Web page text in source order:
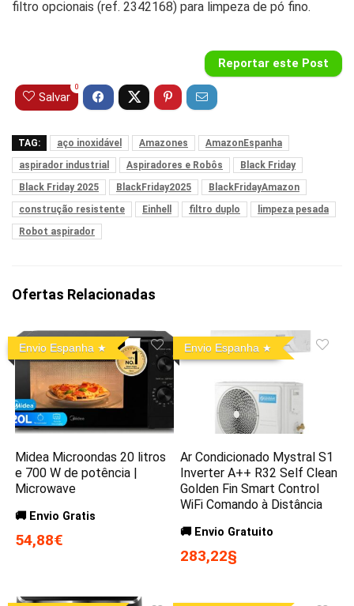
filtro opcionais (ref. 2342168) para limpeza de pó fino.
Reportar este Post
Salvar
0
TAG: aço inoxidável Amazones
AmazonEspanha
aspirador industrial
Aspiradores e Robôs
Black Friday
Black Friday 2025
BlackFriday2025
BlackFridayAmazon
construção resistente
Einhell filtro duplo
limpeza pesada
Robot aspirador
Ofertas Relacionadas
Envio Espanha
Midea Microondas 20 litros
e 700 W de potência |
Microwave
🚚 Envio Gratis
54,88€
Envio Espanha
Ar Condicionado Mystral S1
Inverter A++ R32 Self Clean
Golden Fin Smart Control
WiFi Comando à Distância
🚚 Envio Gratuito
283,22§